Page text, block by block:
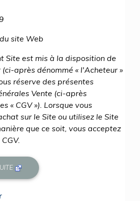
site Web
Site est mis à la disposition de
après dénommé « l'Acheteur »
réserve des présentes
Vente (ci-après
« CGV »). Lorsque vous
sur le Site ou utilisez le Site
que ce soit, vous acceptez